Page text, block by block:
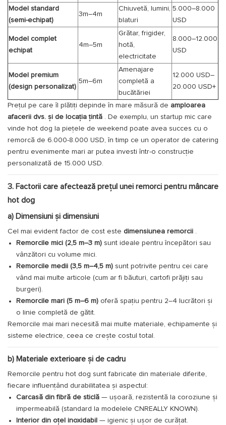
Model standard
(semi-echipat)
3m–4m
Chiuvetă, lumini,
blaturi
5.000–8.000
USD
Model complet
echipat
4m–5m
Grătar, frigider,
hotă,
electricitate
8.000–12.000
USD
Model premium
(design personalizat)
5m–6m
Amenajare
completă a
bucătăriei
12.000 USD–
20.000 USD+
Prețul pe care îl plătiți depinde în mare măsură de amploarea
afacerii dvs. și de locația țintă . De exemplu, un startup mic care
vinde hot dog la piețele de weekend poate avea succes cu o
remorcă de 6.000-8.000 USD, în timp ce un operator de catering
pentru evenimente mari ar putea investi într-o construcție
personalizată de 15.000 USD.
3. Factorii care afectează prețul unei remorci pentru mâncare
hot dog
a) Dimensiuni și dimensiuni
Cel mai evident factor de cost este dimensiunea remorcii .
Remorcile mici (2,5 m–3 m)sunt ideale pentru începători sau
vânzători cu volume mici.
Remorcile medii (3,5 m–4,5 m)sunt potrivite pentru cei care
vând mai multe articole (cum ar fi băuturi, cartofi prăjiți sau
burgeri).
Remorcile mari (5 m–6 m)oferă spațiu pentru 2–4 lucrători și
o linie completă de gătit.
Remorcile mai mari necesită mai multe materiale, echipamente și
sisteme electrice, ceea ce crește costul total.
b) Materiale exterioare și de cadru
Remorcile pentru hot dog sunt fabricate din materiale diferite,
fiecare influențând durabilitatea și aspectul:
Carcasă din fibră de sticlă— ușoară, rezistentă la coroziune și
impermeabilă (standard la modelele CNREALLY KNOWN).
Interior din oțel inoxidabil — igienic și ușor de curățat.